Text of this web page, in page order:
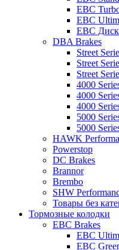
EBC
EBC
EBC
DBA Brakes
Street
Street
Street
4000
4000
4000
5000
5000
HAWK
Powerstop
DC Brakes
Brannor
Brembo
SHW
Товары без
Тормозные колодки
EBC Brakes
EBC
EBC